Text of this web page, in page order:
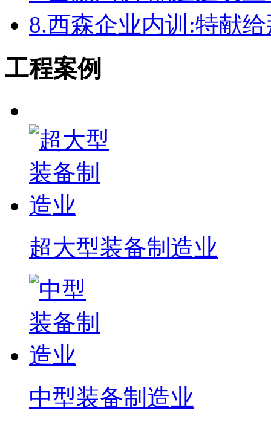
8.西森企业内训:特献
工程案例
超大型装备制造业
中型装备制造业